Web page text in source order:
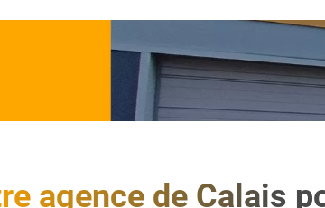
agence de Calais